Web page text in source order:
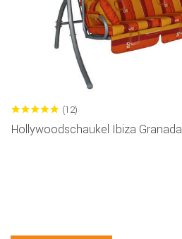
(12)
Hollywoodschaukel Ibiza Granada